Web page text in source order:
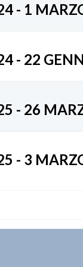
- 1
- 22
- 26
- 3